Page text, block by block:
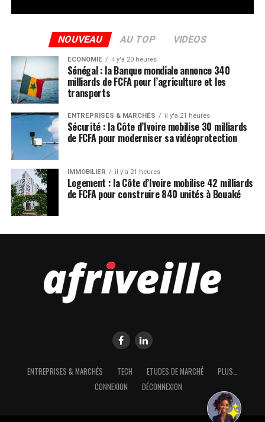
NOUVEAU AU TOP VIDEOS
ECONOMIE il y'a 20 heures
Sénégal : la Banque mondiale annonce 340
milliards de FCFA pour l’agriculture et les
transports
ENTREPRISES & MARCHÉS il y'a 21 heures
Sécurité : la Côte d’Ivoire mobilise 30 milliards
de FCFA pour moderniser sa vidéoprotection
IMMOBILIER il y'a 21 heures
Logement : la Côte d’Ivoire mobilise 42 milliards
de FCFA pour construire 840 unités à Bouaké
ENTREPRISES & MARCHÉS TECH ETUDES DE MARCHÉ
PLUS…
CONNEXION
DÉCONNEXION